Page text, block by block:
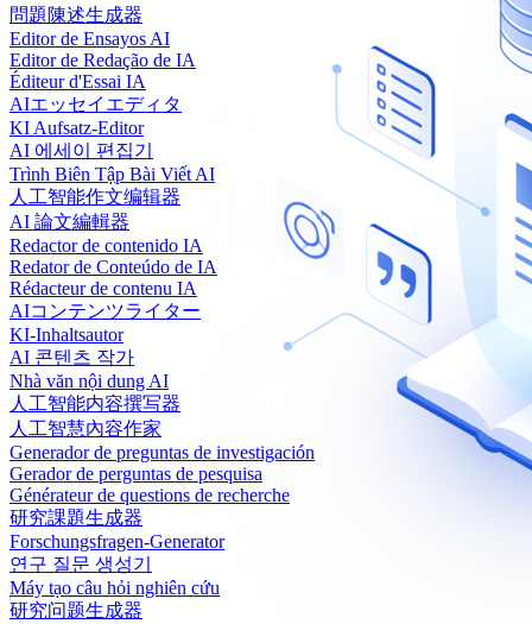
問題陳述生成器
Editor de Ensayos AI
Editor de Redação de IA
Éditeur d'Essai IA
AIエッセイエディタ
KI Aufsatz-Editor
AI 에세이 편집기
Trình Biên Tập Bài Viết AI
人工智能作文编辑器
AI 論文編輯器
Redactor de contenido IA
Redator de Conteúdo de IA
Rédacteur de contenu IA
AIコンテンツライター
KI-Inhaltsautor
AI 콘텐츠 작가
Nhà văn nội dung AI
人工智能内容撰写器
人工智慧內容作家
Generador de preguntas de investigación
Gerador de perguntas de pesquisa
Générateur de questions de recherche
研究課題生成器
Forschungsfragen-Generator
연구 질문 생성기
Máy tạo câu hỏi nghiên cứu
研究问题生成器